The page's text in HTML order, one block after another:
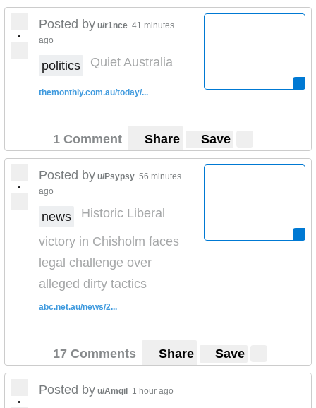
•
Posted by u/r1nce 41 minutes
ago
politics Quiet Australia
themonthly.com.au/today/...
1 Comment Share Save
•
Posted by u/Psypsy 56 minutes
ago
news
Historic Liberal
victory in Chisholm faces
legal challenge over
alleged dirty tactics
abc.net.au/news/2...
17 Comments Share Save
•
Posted by u/Amqil 1 hour ago